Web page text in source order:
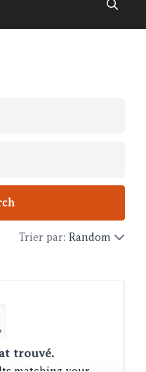
Trier par: Random
trouvé.